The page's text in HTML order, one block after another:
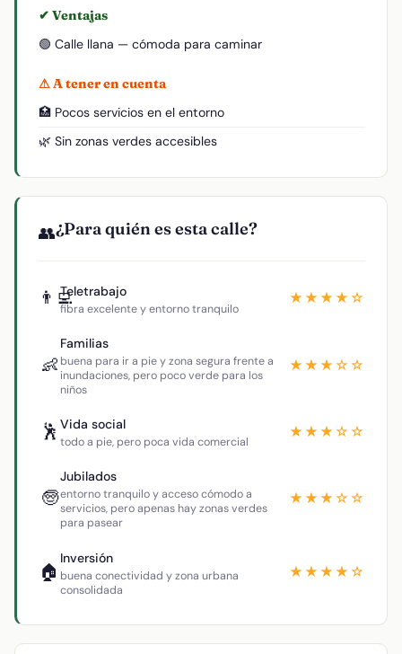
✔ Ventajas
🟢 Calle llana — cómoda para caminar
⚠ A tener en cuenta
🏥 Pocos servicios en el entorno
🌿 Sin zonas verdes accesibles
👥¿Para quién es esta calle?
👨‍💻Teletrabajo
fibra excelente y entorno tranquilo
★★★★☆
👶
Familias
buena para ir a pie y zona segura frente a
inundaciones, pero poco verde para los
niños
★★★☆☆
🕺 Vida social
todo a pie, pero poca vida comercial
★★★☆☆
🧓
Jubilados
entorno tranquilo y acceso cómodo a
servicios, pero apenas hay zonas verdes
para pasear
★★★☆☆
🏠
Inversión
buena conectividad y zona urbana
consolidada
★★★★☆